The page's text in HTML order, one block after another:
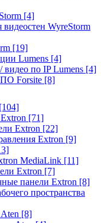
[4]
WyreStorm
[19]
Lumens [4]
видео по IP Lumens [4]
Forsite [8]
[104]
[71]
Extron [22]
Extron [9]
MediaLink [11]
Extron [7]
панели Extron [8]
пространства
[8]